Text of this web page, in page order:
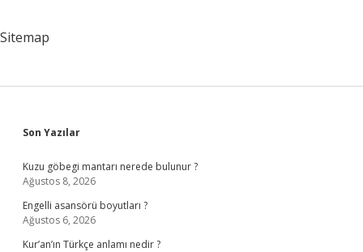
Sitemap
Sidebar
Son Yazılar
Kuzu göbegi mantarı nerede bulunur ?
Ağustos 8, 2026
Engelli asansörü boyutları ?
Ağustos 6, 2026
Kur’an’ın Türkçe anlamı nedir ?